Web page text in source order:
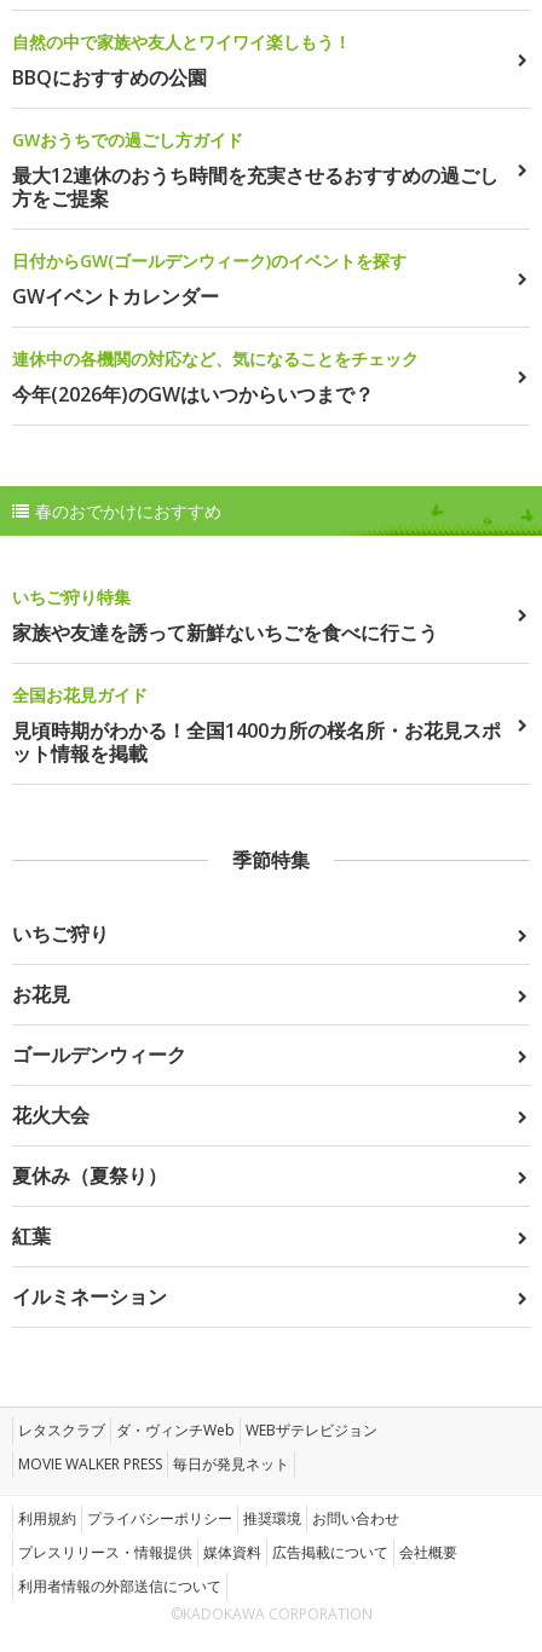
自然の中で家族や友人とワイワイ楽しもう！
BBQにおすすめの公園
GWおうちでの過ごし方ガイド
最大12連休のおうち時間を充実させるおすすめの過ごし
方をご提案
日付からGW(ゴールデンウィーク)のイベントを探す
GWイベントカレンダー
連休中の各機関の対応など、気になることをチェック
今年(2026年)のGWはいつからいつまで？
春のおでかけにおすすめ
いちご狩り特集
家族や友達を誘って新鮮ないちごを食べに行こう
全国お花見ガイド
見頃時期がわかる！全国1400カ所の桜名所・お花見スポ
ット情報を掲載
季節特集
いちご狩り
お花見
ゴールデンウィーク
花火大会
夏休み（夏祭り）
紅葉
イルミネーション
レタスクラブ ダ・ヴィンチWeb WEBザテレビジョン
MOVIE WALKER PRESS 毎日が発見ネット
利用規約 プライバシーポリシー 推奨環境 お問い合わせ
プレスリリース・情報提供 媒体資料 広告掲載について 会社概要
利用者情報の外部送信について
©KADOKAWA CORPORATION